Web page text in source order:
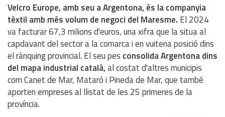
Velcro Europe, amb seu a Argentona, és la companyia
tèxtil amb més volum de negoci del Maresme. El 2024
va facturar 67,3 milions d'euros, una xifra que la situa al
capdavant del sector a la comarca i en vuitena posició dins
el rànquing provincial. El seu pes consolida Argentona dins
del mapa industrial català,al costat d'altres municipis
com Canet de Mar, Mataró i Pineda de Mar, que també
aporten empreses al llistat de les 25 primeres de la
província.